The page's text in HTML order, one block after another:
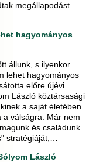
megállapodást
hagyományos
állunk, s ilyenkor
lehet hagyományos
előre újévi
László köztársasági
a saját életében
a válságra. Már nem
és családunk
stratégiáját,…
László